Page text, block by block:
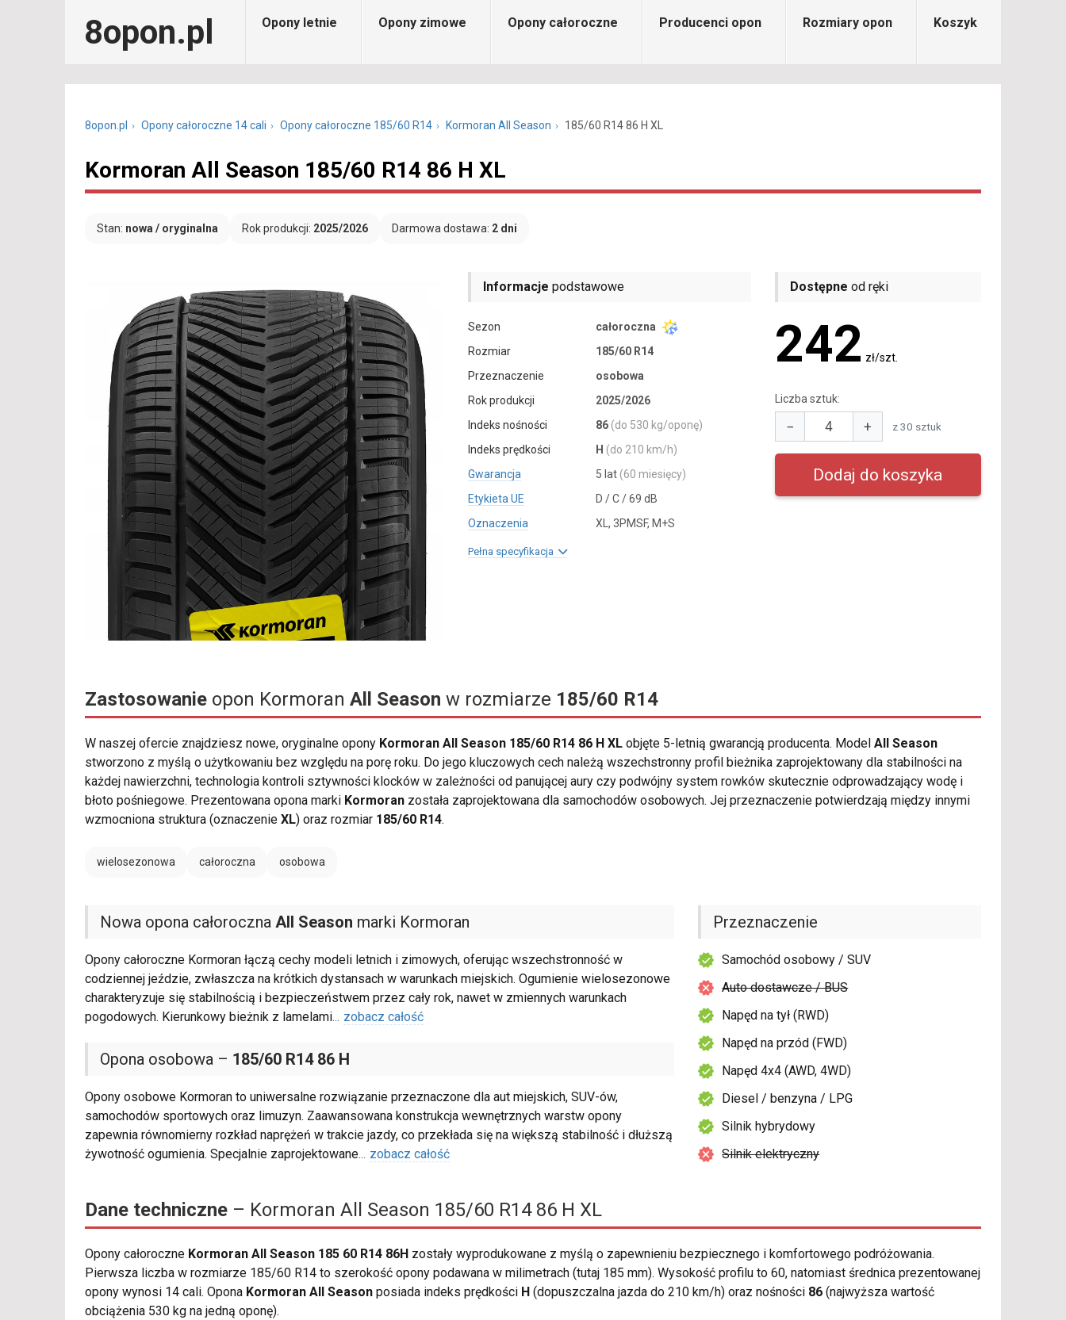
8opon.pl Opony letnie Opony zimowe Opony całoroczne Producenci opon Rozmiary opon Koszyk
8opon.pl Opony całoroczne 14 cali Opony całoroczne 185/60 R14 Kormoran All Season 185/60 R14 86 H XL
Kormoran All Season 185/60 R14 86 H XL
Stan: nowa / oryginalna Rok produkcji: 2025/2026 Darmowa dostawa: 2 dni
Informacje podstawowe
Sezon
całoroczna
Rozmiar
185/60 R14
Przeznaczenie
osobowa
Rok produkcji
2025/2026
Indeks nośności
86 (do 530 kg/oponę)
Indeks prędkości
H (do 210 km/h)
Gwarancja
5 lat (60 miesięcy)
Etykieta UE
D / C / 69 dB
Oznaczenia
XL, 3PMSF, M+S
Pełna specyfikacja
Dostępne od ręki
242 zł/szt.
Liczba sztuk:
− + z 30 sztuk
Zastosowanie opon Kormoran All Season w rozmiarze 185/60 R14
W naszej ofercie znajdziesz nowe, oryginalne opony Kormoran All Season 185/60 R14 86 H XL objęte 5-letnią gwarancją producenta. Model All Season
stworzono z myślą o użytkowaniu bez względu na porę roku. Do jego kluczowych cech należą wszechstronny profil bieżnika zaprojektowany dla stabilności na
każdej nawierzchni, technologia kontroli sztywności klocków w zależności od panującej aury czy podwójny system rowków skutecznie odprowadzający wodę i
błoto pośniegowe. Prezentowana opona marki Kormoran została zaprojektowana dla samochodów osobowych. Jej przeznaczenie potwierdzają między innymi
wzmocniona struktura (oznaczenie XL) oraz rozmiar 185/60 R14.
wielosezonowa całoroczna osobowa
Nowa opona całoroczna All Season marki Kormoran
Opony całoroczne Kormoran łączą cechy modeli letnich i zimowych, oferując wszechstronność w
codziennej jeździe, zwłaszcza na krótkich dystansach w warunkach miejskich. Ogumienie wielosezonowe
charakteryzuje się stabilnością i bezpieczeństwem przez cały rok, nawet w zmiennych warunkach
pogodowych. Kierunkowy bieżnik z lamelami... zobacz całość
Opona osobowa – 185/60 R14 86 H
Opony osobowe Kormoran to uniwersalne rozwiązanie przeznaczone dla aut miejskich, SUV-ów,
samochodów sportowych oraz limuzyn. Zaawansowana konstrukcja wewnętrznych warstw opony
zapewnia równomierny rozkład naprężeń w trakcie jazdy, co przekłada się na większą stabilność i dłuższą
żywotność ogumienia. Specjalnie zaprojektowane... zobacz całość
Przeznaczenie
Samochód osobowy / SUV
Auto dostawcze / BUS
Napęd na tył (RWD)
Napęd na przód (FWD)
Napęd 4x4 (AWD, 4WD)
Diesel / benzyna / LPG
Silnik hybrydowy
Silnik elektryczny
Dane techniczne – Kormoran All Season 185/60 R14 86 H XL
Opony całoroczne Kormoran All Season 185 60 R14 86H zostały wyprodukowane z myślą o zapewnieniu bezpiecznego i komfortowego podróżowania.
Pierwsza liczba w rozmiarze 185/60 R14 to szerokość opony podawana w milimetrach (tutaj 185 mm). Wysokość profilu to 60, natomiast średnica prezentowanej
opony wynosi 14 cali. Opona Kormoran All Season posiada indeks prędkości H (dopuszczalna jazda do 210 km/h) oraz nośności 86 (najwyższa wartość
obciążenia 530 kg na jedną oponę).